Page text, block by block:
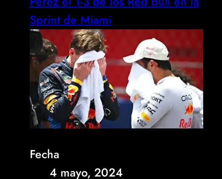
Sprint de Miami
Fecha
4 mayo, 2024